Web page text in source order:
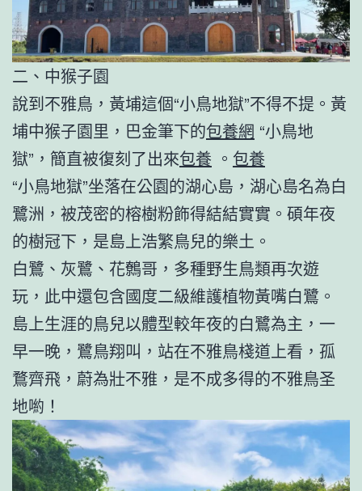
二、中猴子園
說到不雅鳥，黃埔這個“小鳥地獄”不得不提。黃
埔中猴子園里，巴金筆下的包養網 “小鳥地
獄”，簡直被復刻了出來包養 。 包養
“小鳥地獄”坐落在公園的湖心島，湖心島名為白
鷺洲，被茂密的榕樹粉飾得結結實實。碩年夜
的樹冠下，是島上浩繁鳥兒的樂土。
白鷺、灰鷺、花鷯哥，多種野生鳥類再次遊
玩，此中還包含國度二級維護植物黃嘴白鷺。
島上生涯的鳥兒以體型較年夜的白鷺為主，一
早一晚，鷺鳥翔叫，站在不雅鳥棧道上看，孤
鶩齊飛，蔚為壯不雅，是不成多得的不雅鳥圣
地喲！